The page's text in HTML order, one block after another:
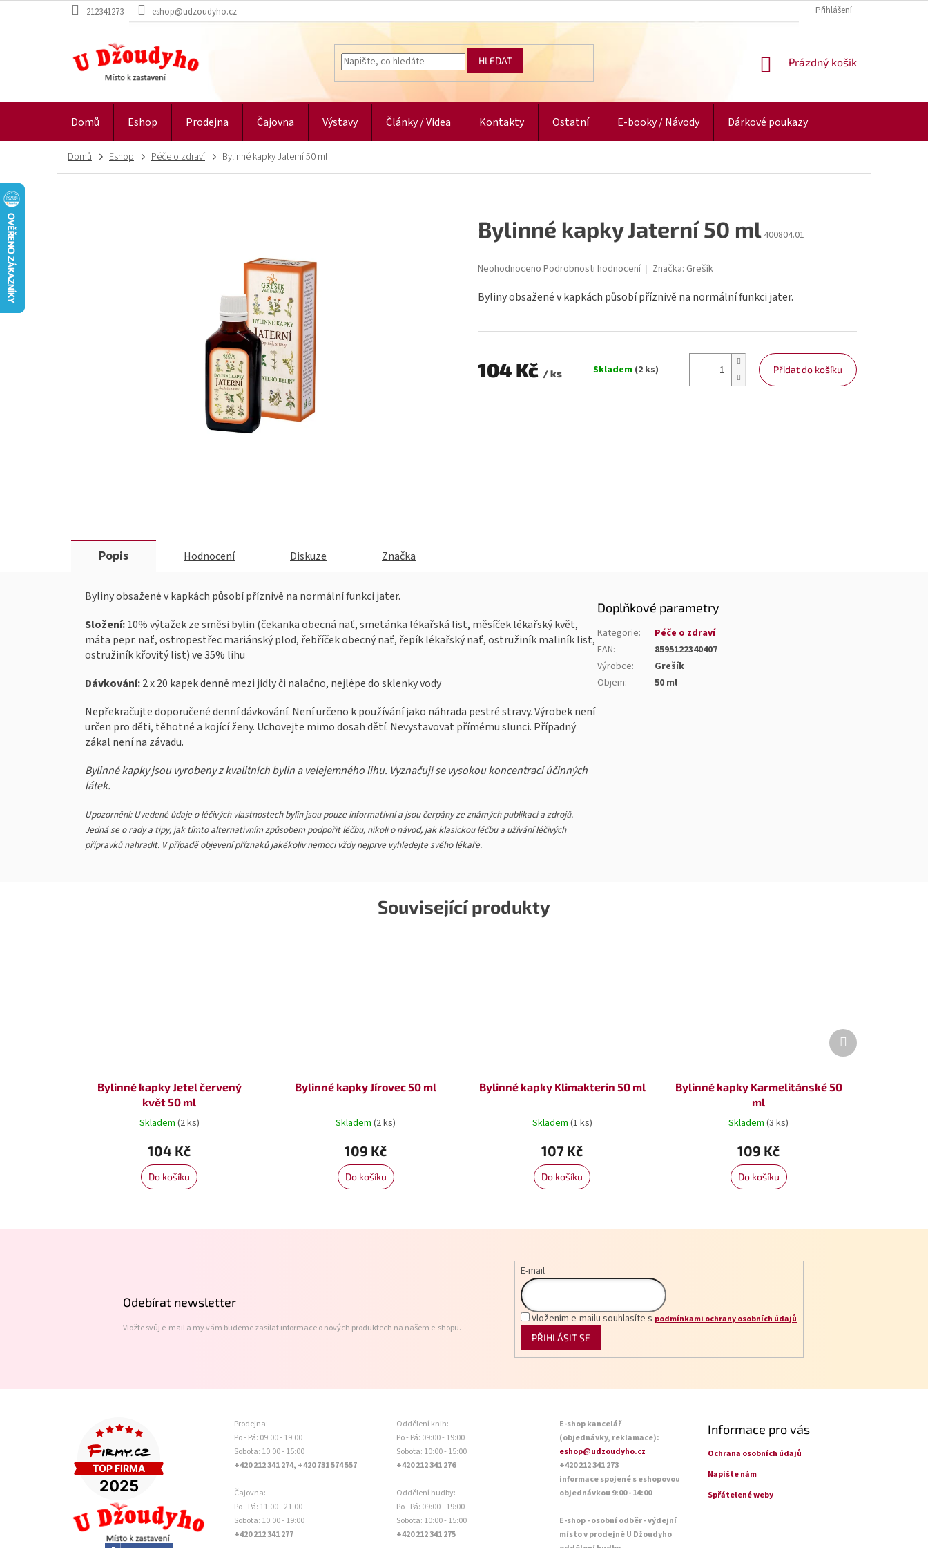
na
212341273 eshop@udzoudyho.cz Přihlášení
HLEDAT
NÁKUPNÍ
Prázdný košík
Domů Eshop Prodejna Čajovna Výstavy Články / Videa Kontakty Ostatní E-booky / Návody Dárkové poukazy
Domů Eshop Péče o zdraví Bylinné kapky Jaterní 50 ml
Byliny obsažené v kapkách působí příznivě na normální funkci jater.
104 Kč / ks
Skladem (2 ks) Přidat do košíku
Bylinné kapky Jaterní 50 ml 400804.01
Průměrné
produktu
z
hvězdiček.
Neohodnoceno Podrobnosti hodnocení Značka: Grešík
Související produkty
Bylinné kapky Jetel červený
květ 50 ml
Skladem (2 ks)
104 Kč
Do košíku
Bylinné kapky Jírovec 50 ml
Skladem(2 ks)
109 Kč
Do košíku
Bylinné kapky Klimakterin 50 ml
Skladem (1 ks)
107 Kč
Do košíku
Bylinné kapky Karmelitánské 50
ml
Skladem(3 ks)
109 Kč
Do košíku
Další
produkt
Popis Hodnocení Diskuze Značka
Byliny obsažené v kapkách působí příznivě na normální funkci jater.
Složení:10% výtažek ze směsi bylin (čekanka obecná nať, smetánka lékařská list, měsíček lékařský květ,
máta pepr. nať, ostropestřec mariánský plod, řebříček obecný nať, řepík lékařský nať, ostružiník maliník list,
ostružiník křovitý list) ve 35% lihu
Dávkování:2 x 20 kapek denně mezi jídly či nalačno, nejlépe do sklenky vody
Nepřekračujte doporučené denní dávkování. Není určeno k používání jako náhrada pestré stravy. Výrobek není
určen pro děti, těhotné a kojící ženy. Uchovejte mimo dosah dětí. Nevystavovat přímému slunci. Případný
zákal není na závadu.
Bylinné kapky jsou vyrobeny z kvalitních bylin a velejemného lihu. Vyznačují se vysokou koncentrací účinných
látek.
Upozornění: Uvedené údaje o léčivých vlastnostech bylin jsou pouze informativní a jsou čerpány ze známých publikací a zdrojů.
Jedná se o rady a tipy, jak tímto alternativním způsobem podpořit léčbu, nikoli o návod, jak klasickou léčbu a užívání léčivých
přípravků nahradit. V případě objevení příznaků jakékoliv nemoci vždy nejprve vyhledejte svého lékaře.
Doplňkové parametry
Kategorie:
Péče o zdraví
EAN:
8595122340407
Výrobce:
Grešík
Objem: 50 ml
Odebírat newsletter
Vložte svůj e-mail a my vám budeme zasílat informace o nových produktech na našem e-shopu.
E-mail
Vložením e-mailu souhlasíte s podmínkami ochrany osobních údajů
PŘIHLÁSIT SE
Prodejna:
Po - Pá: 09:00 - 19:00
Sobota: 10:00 - 15:00
+420 212 341 274, +420 731 574 557
Čajovna:
Po - Pá: 11:00 - 21:00
Sobota: 10:00 - 19:00
+420 212 341 277
Oddělení knih:
Po - Pá: 09:00 - 19:00
Sobota: 10:00 - 15:00
+420 212 341 276
Oddělení hudby:
Po - Pá: 09:00 - 19:00
Sobota: 10:00 - 15:00
+420 212 341 275
E-shop kancelář
(objednávky, reklamace):
eshop@udzoudyho.cz
+420 212 341 273
informace spojené s eshopovou
objednávkou 9:00 - 14:00
E-shop - osobní odběr - výdejní
místo v prodejně U Džoudyho
Informace pro vás
Ochrana osobních údajů
Napište nám
Spřátelené weby